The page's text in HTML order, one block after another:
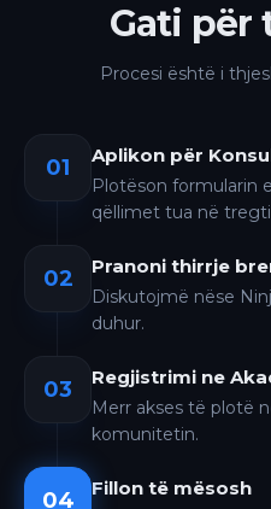
Gati për
Procesi është i
01 Aplikon për
Plotëson formularin
qëllimet tua në
02 Pranoni thirrje
Diskutojmë nëse
duhur.
03 Regjistrimi ne
Merr akses të plotë
komunitetin.
04 Fillon të mësosh